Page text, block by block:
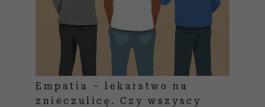
Empatia – lekarstwo na
znieczulicę. Czy wszyscy